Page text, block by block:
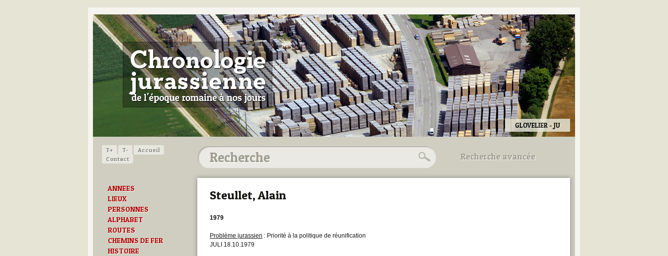
GLOVELIER - JU
T+ T-
Accueil
Contact
ANNEES
LIEUX
PERSONNES
ALPHABET
ROUTES
CHEMINS DE FER
HISTOIRE
Recherche avancée
Utilisez les champs ci-dessous
Steullet, Alain
1979
Problème jurassien : Priorité à la politique de réunification
JULI 18.10.1979